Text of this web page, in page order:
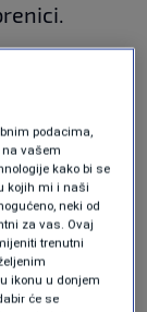
dana.
Tužilaštva
podacima,
vašem
kako bi se
kojih mi i naši
neki od
za vas. Ovaj
trenutni
ikonu u donjem
će se